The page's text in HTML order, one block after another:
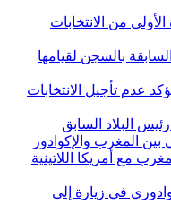
من الانتخابات
بالسجن لقيامها
عدم تأجيل الانتخابات
البلاد السابق
المغرب والإكوادور
مع أمريكا اللاتينية
في زيارة إلى